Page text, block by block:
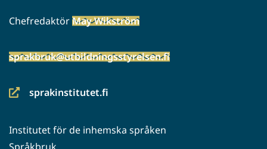
ChefredaktörMay Wikström
sprakbruk@utbildningsstyrelsen.fi
sprakinstitutet.fi
(siirryt
palveluun)
Institutet för de inhemska språken
Språkbruk